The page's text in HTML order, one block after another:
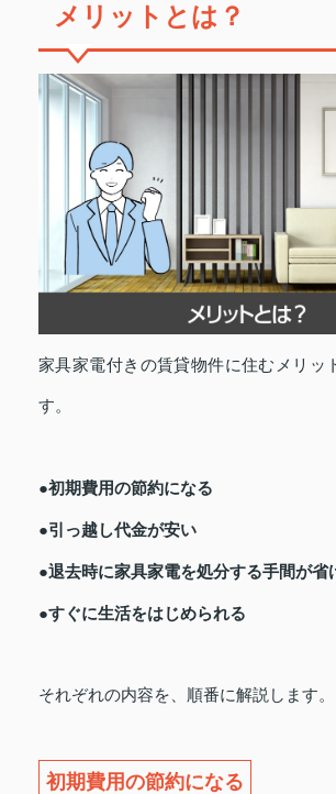
メリットとは？
家具家電付きの賃貸物件に住むメリッ
す。
●初期費用の節約になる
●引っ越し代金が安い
●退去時に家具家電を処分する手間が省
●すぐに生活をはじめられる
それぞれの内容を、順番に解説します。
初期費用の節約になる